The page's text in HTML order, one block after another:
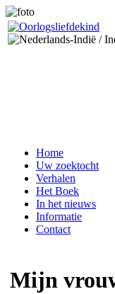
Home
Uw zoektocht
Verhalen
Het Boek
In het nieuws
Informatie
Contact
Mijn